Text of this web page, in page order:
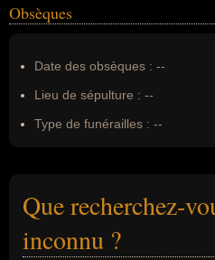
Obsèques
Date des obsèques : --
Lieu de sépulture : --
Type de funérailles : --
Que recherchez-
inconnu ?